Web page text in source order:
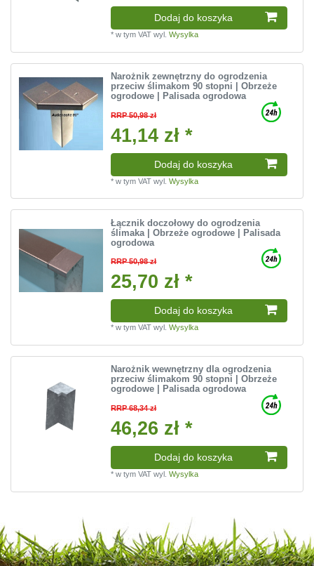
Dodaj do koszyka
*w tym VAT wyl.Wysylka
Narożnik zewnętrzny do ogrodzenia
przeciw ślimakom 90 stopni | Obrzeże
ogrodowe | Palisada ogrodowa
RRP 50,98 zł
41,14 zł *
Dodaj do koszyka
*w tym VAT wyl.Wysylka
Łącznik doczołowy do ogrodzenia
ślimaka | Obrzeże ogrodowe | Palisada
ogrodowa
RRP 50,98 zł
25,70 zł *
Dodaj do koszyka
*w tym VAT wyl.Wysylka
Narożnik wewnętrzny dla ogrodzenia
przeciw ślimakom 90 stopni | Obrzeże
ogrodowe | Palisada ogrodowa
RRP 68,34 zł
46,26 zł *
Dodaj do koszyka
*w tym VAT wyl.Wysylka